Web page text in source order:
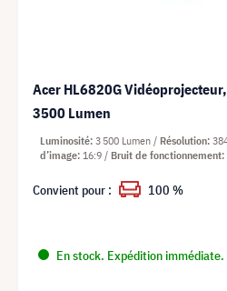
Acer HL6820G
3500 Lumen
En stock. Expédition
Luminosité 3 500 Lumen Résolution
d’image 16:9 Bruit de fonctionnement
Convient pour : 100 %